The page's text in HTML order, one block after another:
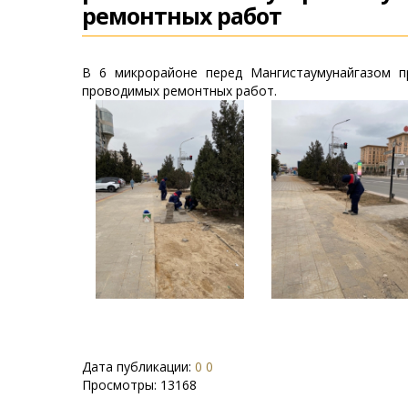
ремонтных работ
В 6 микрорайоне перед Мангистаумунайгазом
проводимых ремонтных работ.
Дата публикации: 0 0
Просмотры: 13168